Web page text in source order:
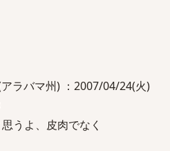
ラバマ州) ：2007/04/24(火)
うよ、皮肉でなく